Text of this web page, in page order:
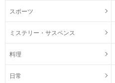
スポーツ
ミステリー・サスペンス
料理
日常